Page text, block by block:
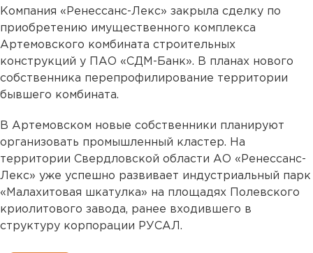
Компания «Ренессанс-Лекс» закрыла сделку по
приобретению имущественного комплекса
Артемовского комбината строительных
конструкций у ПАО «СДМ-Банк». В планах нового
собственника перепрофилирование территории
бывшего комбината.
В Артемовском новые собственники планируют
организовать промышленный кластер. На
территории Свердловской области АО «Ренессанс-
Лекс» уже успешно развивает индустриальный парк
«Малахитовая шкатулка» на площадях Полевского
криолитового завода, ранее входившего в
структуру корпорации РУСАЛ.